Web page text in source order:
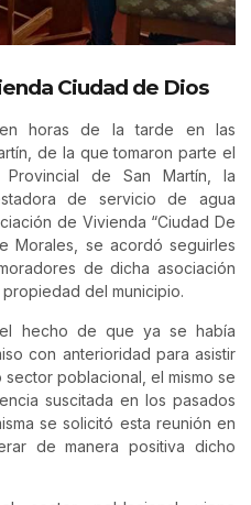
Ciudad de Dios
horas de la tarde en las
de la que tomaron parte el
de San Martín, la
de servicio de agua
de Vivienda “Ciudad De
Morales, se acordó seguirles
de dicha asociación
del municipio.
hecho de que ya se había
con anterioridad para asistir
poblacional, el mismo se
suscitada en los pasados
se solicitó esta reunión en
de manera positiva dicho